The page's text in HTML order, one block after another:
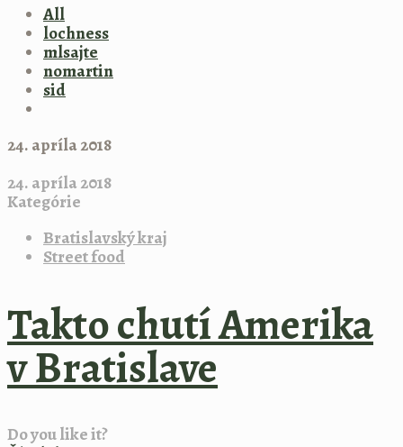
All
lochness
mlsajte
nomartin
sid
24. apríla 2018
24. apríla 2018
Kategórie
Bratislavský kraj
Street food
Takto chutí Amerika
v Bratislave
Do you like it?